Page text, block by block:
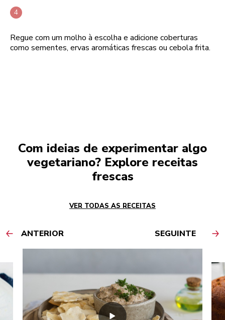
Regue com um molho à escolha e adicione coberturas
como sementes, ervas aromáticas frescas ou cebola frita.
Com ideias de experimentar algo
vegetariano? Explore receitas
frescas
VER TODAS AS RECEITAS
ANTERIOR SEGUINTE